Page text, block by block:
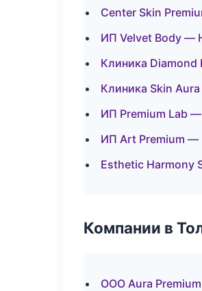
Center Skin
ИП Velvet Body —
Клиника Diamond
Клиника Skin
ИП Premium Lab
ИП Art Premium —
Esthetic Harmony
Компании в
ООО Aura